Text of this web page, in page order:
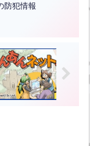
防犯情報